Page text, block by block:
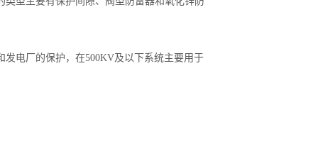
电厂的保护，在500KV及以下系统主要用于